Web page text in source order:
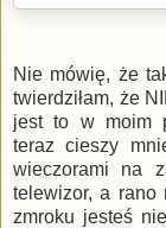
Nie mówię, że
twierdziłam, że
jest to w moim
teraz cieszy
wieczorami na
telewizor, a rano
zmroku jesteś